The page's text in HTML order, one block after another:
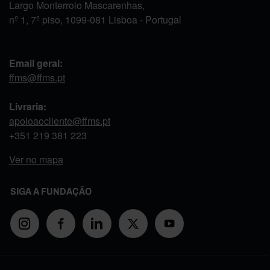
Largo Monterroio Mascarenhas,
nº 1, 7º piso, 1099-081 Lisboa - Portugal
Email geral:
ffms@ffms.pt
Livraria:
apoioaocliente@ffms.pt
+351 219 381 223
Ver no mapa
SIGA A FUNDAÇÃO